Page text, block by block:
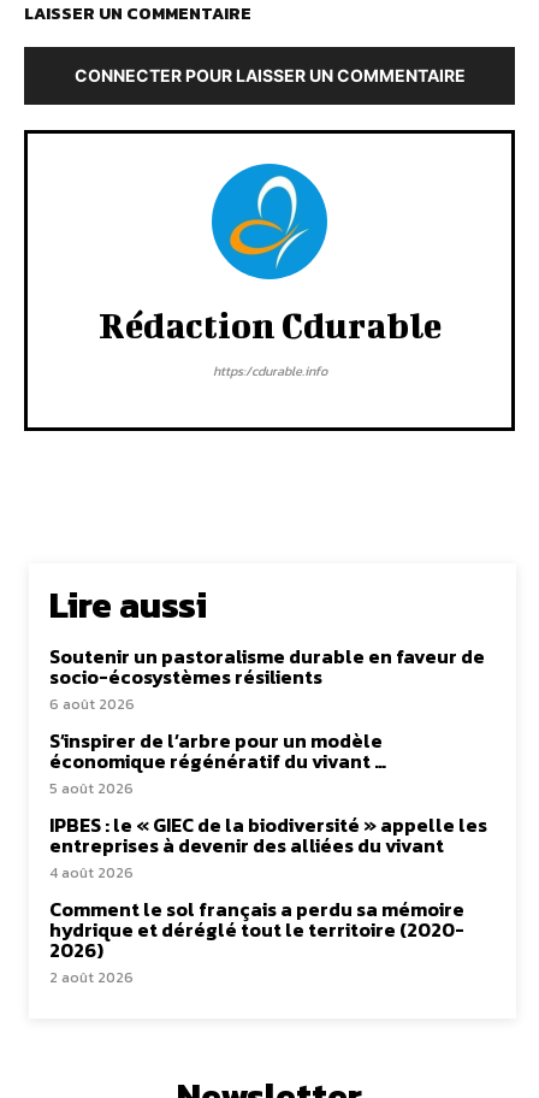
LAISSER UN COMMENTAIRE
CONNECTER POUR LAISSER UN COMMENTAIRE
Rédaction Cdurable
https:/cdurable.info
Lire aussi
Soutenir un pastoralisme durable en faveur de
socio-écosystèmes résilients
6 août 2026
S’inspirer de l’arbre pour un modèle
économique régénératif du vivant …
5 août 2026
IPBES : le « GIEC de la biodiversité » appelle les
entreprises à devenir des alliées du vivant
4 août 2026
Comment le sol français a perdu sa mémoire
hydrique et déréglé tout le territoire (2020-
2026)
2 août 2026